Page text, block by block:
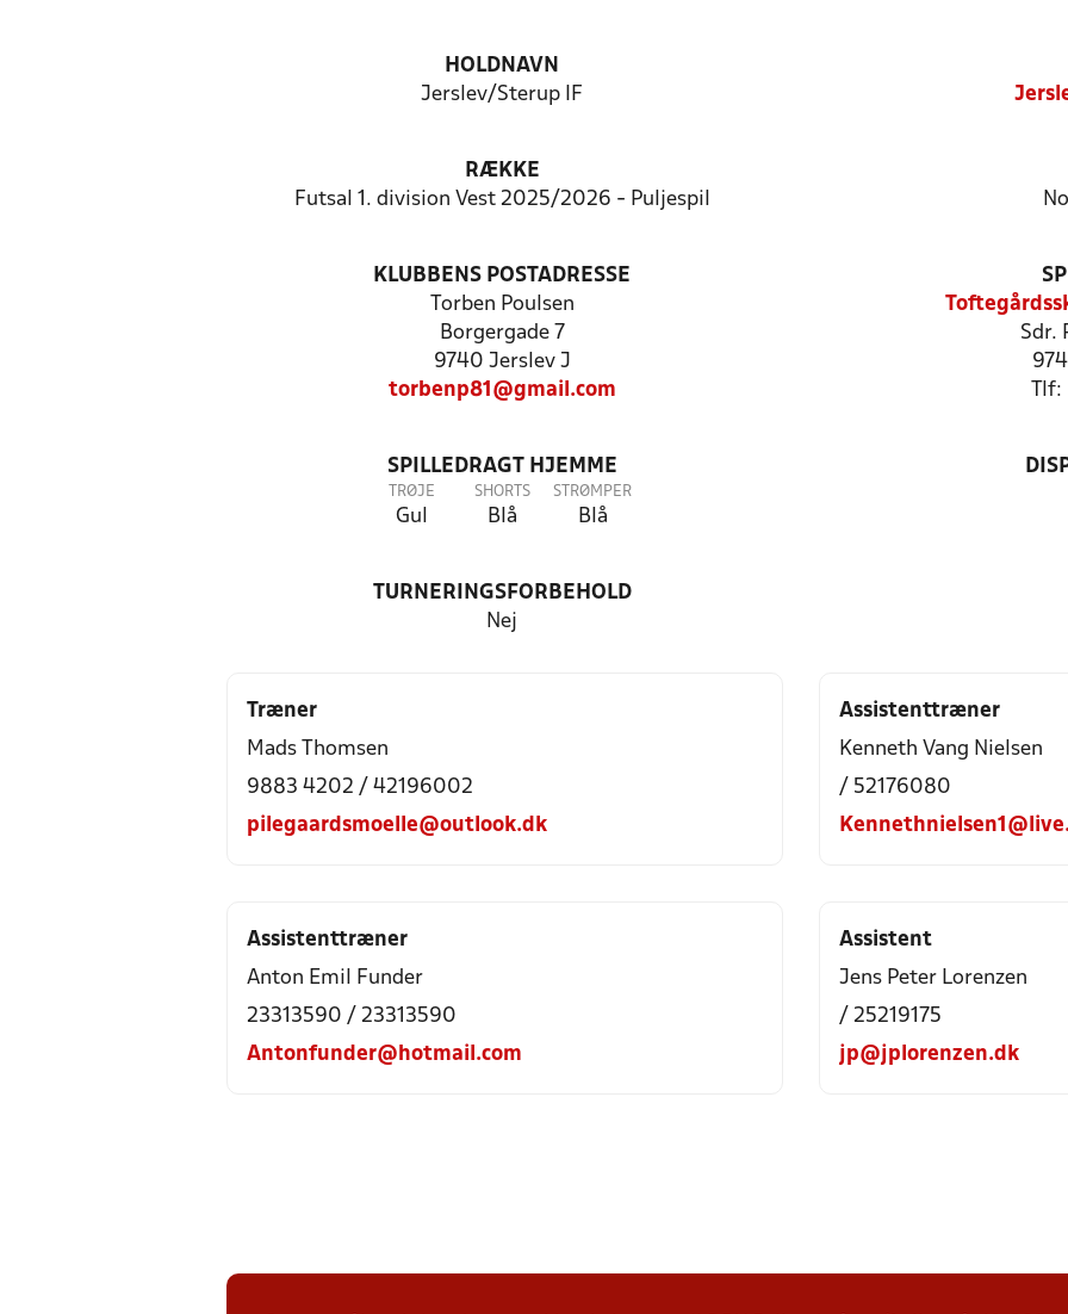
HOLDNAVN
Jerslev/Sterup IF
RÆKKE
Futsal 1. division Vest 2025/2026 - Puljespil
KLUBBENS POSTADRESSE
Torben Poulsen
Borgergade 7
9740 Jerslev J
torbenp81@gmail.com
Sdr.
SPILLEDRAGT HJEMME
TRØJE
Gul
SHORTS
Blå
STRØMPER
Blå
TURNERINGSFORBEHOLD
Nej
Træner
Mads Thomsen
9883 4202 / 42196002
pilegaardsmoelle@outlook.dk
Assistenttræner
Kenneth Vang Nielsen
/ 52176080
Assistenttræner
Anton Emil Funder
23313590 / 23313590
Antonfunder@hotmail.com
Assistent
Jens Peter Lorenzen
/ 25219175
jp@jplorenzen.dk